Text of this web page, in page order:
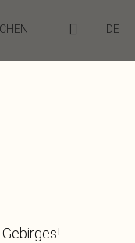
DE